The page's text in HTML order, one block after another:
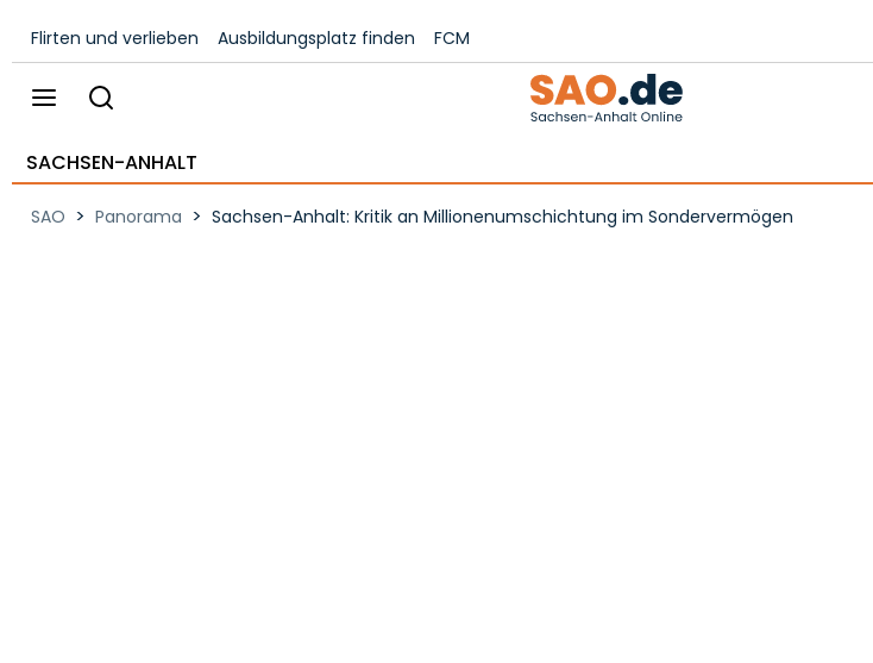
Flirten und verlieben Ausbildungsplatz finden FCM
SACHSEN-ANHALT
SAO > Panorama > Sachsen-Anhalt: Kritik an Millionenumschichtung im Sondervermögen